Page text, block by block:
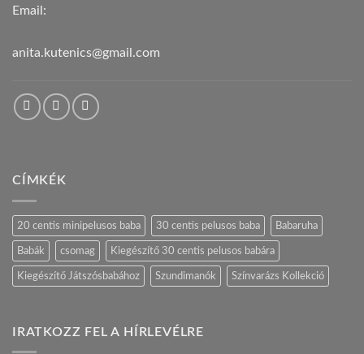
Email:
anita.kutenics@gmail.com
CÍMKÉK
20 centis minipelusos baba 30 centis pelusos baba Babaruha
Babák csomag Kiegészítő 30 centis pelusos babára
Kiegészítő Játszósbabához Szundimanók Színvarázs Kollekció
IRATKOZZ FEL A HÍRLEVÉLRE